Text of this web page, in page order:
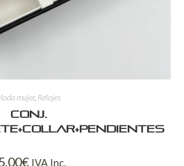
mujer, Relojes
Conj.
€ IVA Inc.